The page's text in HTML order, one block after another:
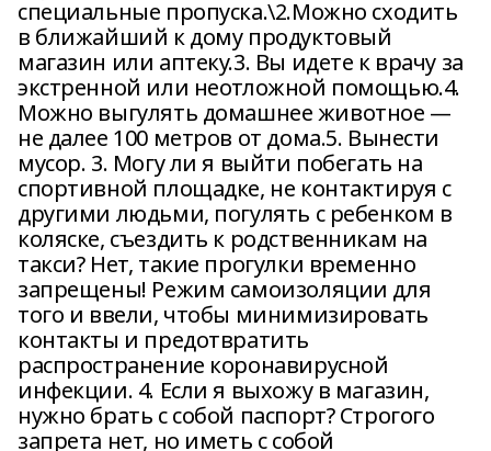
специальные пропуска.\2.Можно сходить
в ближайший к дому продуктовый
магазин или аптеку.3. Вы идете к врачу за
экстренной или неотложной помощью.4.
Можно выгулять домашнее животное —
не далее 100 метров от дома.5. Вынести
мусор. 3. Могу ли я выйти побегать на
спортивной площадке, не контактируя с
другими людьми, погулять с ребенком в
коляске, съездить к родственникам на
такси? Нет, такие прогулки временно
запрещены! Режим самоизоляции для
того и ввели, чтобы минимизировать
контакты и предотвратить
распространение коронавирусной
инфекции. 4. Если я выхожу в магазин,
нужно брать с собой паспорт? Строгого
запрета нет, но иметь с собой